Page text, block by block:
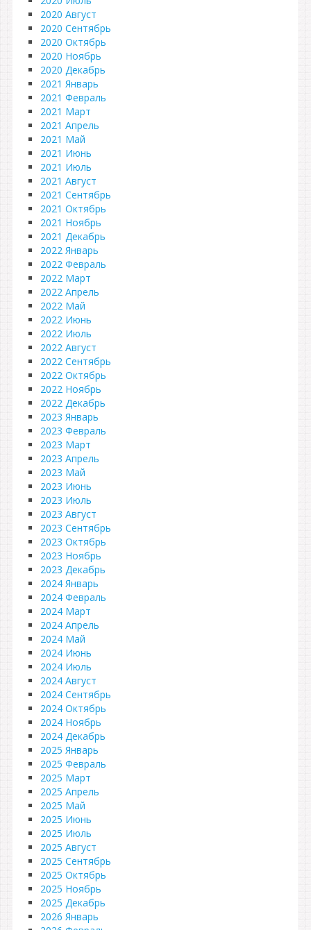
2020 Август
2020 Сентябрь
2020 Октябрь
2020 Ноябрь
2020 Декабрь
2021 Январь
2021 Февраль
2021 Март
2021 Апрель
2021 Май
2021 Июнь
2021 Июль
2021 Август
2021 Сентябрь
2021 Октябрь
2021 Ноябрь
2021 Декабрь
2022 Январь
2022 Февраль
2022 Март
2022 Апрель
2022 Май
2022 Июнь
2022 Июль
2022 Август
2022 Сентябрь
2022 Октябрь
2022 Ноябрь
2022 Декабрь
2023 Январь
2023 Февраль
2023 Март
2023 Апрель
2023 Май
2023 Июнь
2023 Июль
2023 Август
2023 Сентябрь
2023 Октябрь
2023 Ноябрь
2023 Декабрь
2024 Январь
2024 Февраль
2024 Март
2024 Апрель
2024 Май
2024 Июнь
2024 Июль
2024 Август
2024 Сентябрь
2024 Октябрь
2024 Ноябрь
2024 Декабрь
2025 Январь
2025 Февраль
2025 Март
2025 Апрель
2025 Май
2025 Июнь
2025 Июль
2025 Август
2025 Сентябрь
2025 Октябрь
2025 Ноябрь
2025 Декабрь
2026 Январь